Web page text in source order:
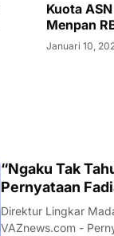
Kuota
Menpan
Januari 10,
“Ngaku Tak
Pernyataan
Direktur Lingkar
VAZnews.com -